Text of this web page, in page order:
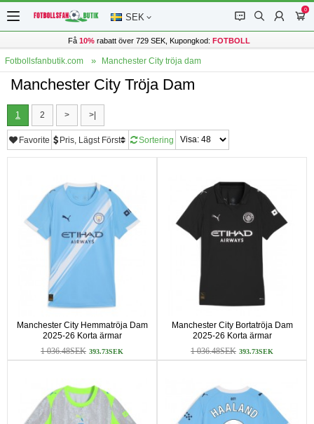
SEK 󰂱 󰂨 󰃳
0
󰃦
Få 10%rabatt över 729 SEK, Kupongkod: FOTBOLL
Fotbollsfanbutik.com Manchester City tröja dam
Manchester City Tröja Dam
1 2 > >|
Favorite Pris, Lägst Först Sortering
Manchester City Hemmatröja Dam
2025-26 Korta ärmar
1 036.48SEK 393.73SEK
Manchester City Bortatröja Dam
2025-26 Korta ärmar
1 036.48SEK 393.73SEK